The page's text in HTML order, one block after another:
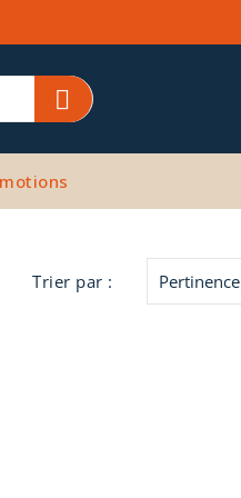
Trier par : Pertinence